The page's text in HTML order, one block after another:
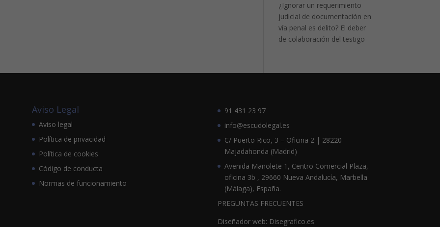
¿Ignorar un requerimiento
judicial de documentación en
vía penal es delito? El deber
de colaboración del testigo
Aviso Legal
Aviso legal
Política de privacidad
Política de cookies
Código de conducta
Normas de funcionamiento
91 431 23 97
info@escudolegal.es
C/ Puerto Rico, 3 – Oficina 2 | 28220
Majadahonda (Madrid)
Avenida Manolete 1, Centro Comercial Plaza,
oficina 3b , 29660 Nueva Andalucía, Marbella
(Málaga), España.
PREGUNTAS FRECUENTES
Diseñador web: Disegrafico.es